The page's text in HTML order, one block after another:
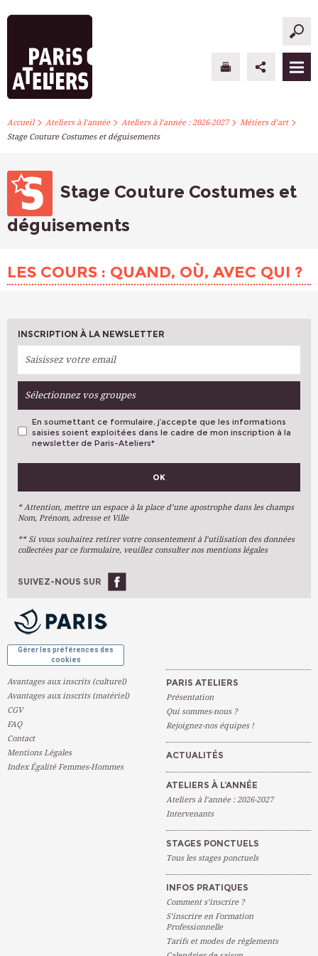
PARIS ATELIERS
ATELIERS À L’ANNÉE
STAGES PONCTUELS
S’INSCRIRE
Accueil> Ateliers à l’année> Ateliers à l’année : 2026-2027> Métiers d’art>
Stage Couture Costumes et déguisements
Stage Couture Costumes et
déguisements
LES COURS : QUAND, OÙ, AVEC QUI ?
INSCRIPTION À LA NEWSLETTER
Sélectionnez vos groupes
VOS PRÉFÉRENCES
Arts Plastiques
Arts Du Texte
Arts Numériques
Ateliers À L'année
En soumettant ce formulaire, j’accepte que les informations
saisies soient exploitées dans le cadre de mon inscription à la
newsletter de Paris-Ateliers*
OK
* Attention, mettre un espace à la place d’une apostrophe dans les champs
Nom, Prénom, adresse et Ville
** Si vous souhaitez retirer votre consentement à l’utilisation des données
collectées par ce formulaire, veuillez consulter nos mentions légales
SUIVEZ-NOUS SUR
Gérer les préférences des
cookies
Avantages aux inscrits (culturel)
Avantages aux inscrits (matériel)
CGV
FAQ
Contact
Mentions Légales
Index Égalité Femmes-Hommes
PARIS ATELIERS
Présentation
Qui sommes-nous ?
Rejoignez-nos équipes !
ACTUALITÉS
ATELIERS À L’ANNÉE
Ateliers à l’année : 2026-2027
Intervenants
STAGES PONCTUELS
Tous les stages ponctuels
INFOS PRATIQUES
Comment s’inscrire ?
S’inscrire en Formation
Professionnelle
Tarifs et modes de règlements